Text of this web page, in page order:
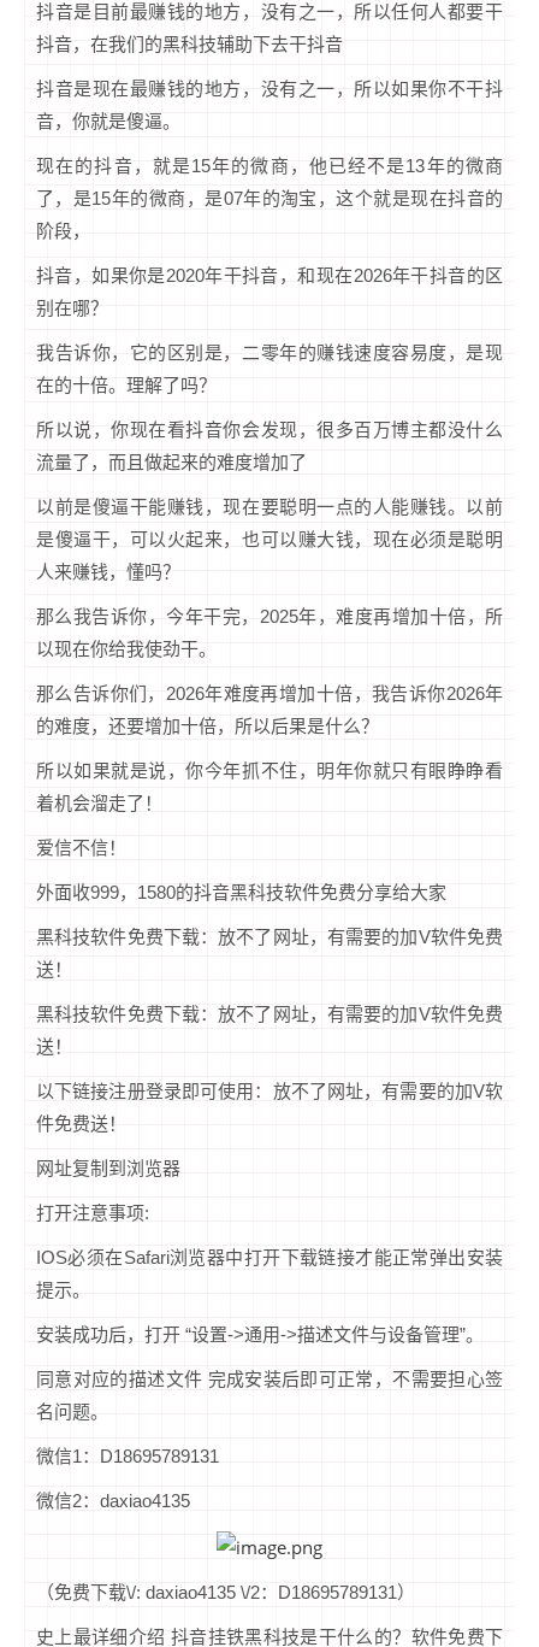
抖音是目前最赚钱的地方，没有之一，所以任何人都要干
抖音，在我们的黑科技辅助下去干抖音
抖音是现在最赚钱的地方，没有之一，所以如果你不干抖
音，你就是傻逼。
现在的抖音，就是15年的微商，他已经不是13年的微商
了，是15年的微商，是07年的淘宝，这个就是现在抖音的
阶段，
抖音，如果你是2020年干抖音，和现在2026年干抖音的区
别在哪？
我告诉你，它的区别是，二零年的赚钱速度容易度，是现
在的十倍。理解了吗？
所以说，你现在看抖音你会发现，很多百万博主都没什么
流量了，而且做起来的难度增加了
以前是傻逼干能赚钱，现在要聪明一点的人能赚钱。以前
是傻逼干，可以火起来，也可以赚大钱，现在必须是聪明
人来赚钱，懂吗？
那么我告诉你，今年干完，2025年，难度再增加十倍，所
以现在你给我使劲干。
那么告诉你们，2026年难度再增加十倍，我告诉你2026年
的难度，还要增加十倍，所以后果是什么？
所以如果就是说，你今年抓不住，明年你就只有眼睁睁看
着机会溜走了！
爱信不信！
外面收999，1580的抖音黑科技软件免费分享给大家
黑科技软件免费下载：放不了网址，有需要的加V软件免费
送！
黑科技软件免费下载：放不了网址，有需要的加V软件免费
送！
以下链接注册登录即可使用：放不了网址，有需要的加V软
件免费送！
网址复制到浏览器
打开注意事项:
IOS必须在Safari浏览器中打开下载链接才能正常弹出安装
提示。
安装成功后，打开 “设置->通用->描述文件与设备管理”。
同意对应的描述文件 完成安装后即可正常，不需要担心签
名问题。
微信1：D18695789131
微信2：daxiao4135
（免费下载\/: daxiao4135 \/2：D18695789131）
史上最详细介绍 抖音挂铁黑科技是干什么的？软件免费下